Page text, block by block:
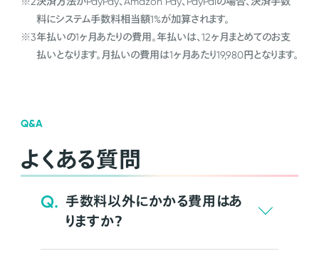
料にシステム手数料相当額1%が加算されます。
※3年払いの1ヶ月あたりの費用。年払いは、12ヶ月まとめてのお支
払いとなります。月払いの費用は1ヶ月あたり19,980円となります。
Q&A
よくある質問
Q. 手数料以外にかかる費用はあ
りますか？